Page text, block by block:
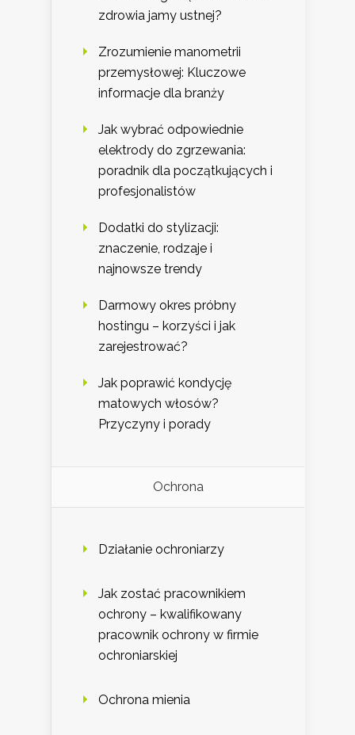
zdrowia jamy ustnej?
Zrozumienie manometrii
przemysłowej: Kluczowe
informacje dla branży
Jak wybrać odpowiednie
elektrody do zgrzewania:
poradnik dla początkujących i
profesjonalistów
Dodatki do stylizacji:
znaczenie, rodzaje i
najnowsze trendy
Darmowy okres próbny
hostingu – korzyści i jak
zarejestrować?
Jak poprawić kondycję
matowych włosów?
Przyczyny i porady
Ochrona
Działanie ochroniarzy
Jak zostać pracownikiem
ochrony – kwalifikowany
pracownik ochrony w firmie
ochroniarskiej
Ochrona mienia